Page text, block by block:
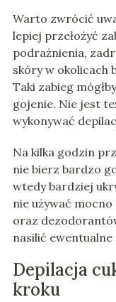
Warto zwrócić
lepiej przełożyć
podrażnienia,
skóry w okolicach
Taki zabieg
gojenie. Nie jest
wykonywać
Na kilka godzin
nie bierz bardzo
wtedy bardziej
nie używać
oraz
nasilić ewentualne
Depilacja
kroku